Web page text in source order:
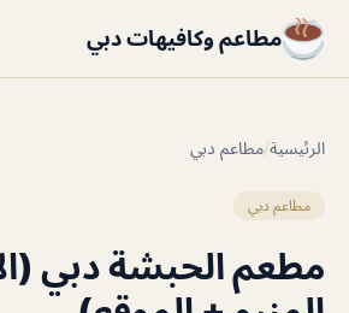
مطاعم وكافيهات دبي
الرئيسية/مطاعم دبي
مطاعم دبي
مطعم الحبشة دبي